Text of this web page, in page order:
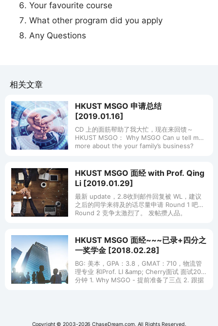
Your favourite course
What other program did you apply
Any Questions
相关文章
HKUST MSGO 申请总结
[2019.01.16]
CD 上的面筋帮助了我大忙，现在来回馈～
HKUST MSGO： Why MSGO Can u tell me
more about the your family’s business?
HKUST MSGO 面经 with Prof. Qing
Li [2019.01.29]
最新 update，2.8收到邮件回复被 WL，建议
之后的同学来得及的话尽量申请 Round 1 吧，
Round 2 竞争太激烈了。 发帖攒人品。
HKUST MSGO 面经~~~已录+四分之
一奖学金 [2018.02.28]
BG: 美本，GPA：3.8，GMAT：710，物流管
理专业 和Prof. LI &amp; Cherry面试 面试20
分钟 1. Why MSGO - 提前准备了三点 2. 跟据
Copyright © 2003-2026 ChaseDream.com, All Rights Reserved.